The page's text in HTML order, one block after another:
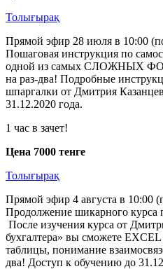
Толығырақ
Прямой эфир 28 июля в 10:00
Пошаговая инструкция по
одной из самых СЛОЖНЫХ
на раз-два! Подробные
шпаргалки от Дмитрия
31.12.2020 года.
1 час в зачет!
Цена 7000 тенге
Толығырақ
Прямой эфир 4 августа в 10:00
Продолжение шикарного курса
После изучения курса от
бухгалтера» вы сможете
таблицы, понимание
два! Доступ к обучению до